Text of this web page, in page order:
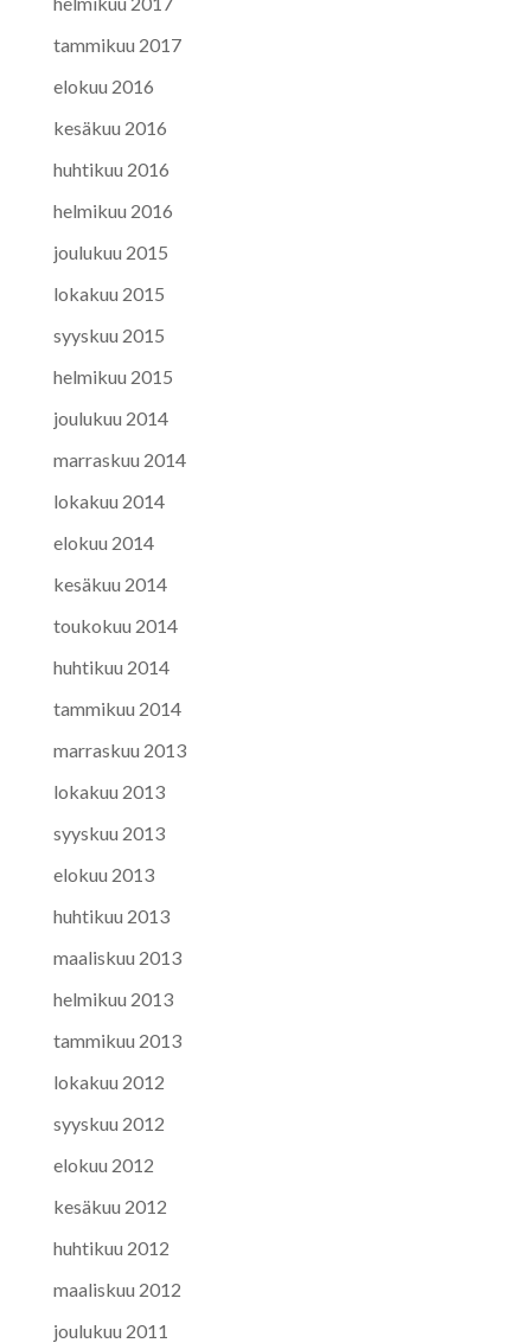
tammikuu 2017
elokuu 2016
kesäkuu 2016
huhtikuu 2016
helmikuu 2016
joulukuu 2015
lokakuu 2015
syyskuu 2015
helmikuu 2015
joulukuu 2014
marraskuu 2014
lokakuu 2014
elokuu 2014
kesäkuu 2014
toukokuu 2014
huhtikuu 2014
tammikuu 2014
marraskuu 2013
lokakuu 2013
syyskuu 2013
elokuu 2013
huhtikuu 2013
maaliskuu 2013
helmikuu 2013
tammikuu 2013
lokakuu 2012
syyskuu 2012
elokuu 2012
kesäkuu 2012
huhtikuu 2012
maaliskuu 2012
joulukuu 2011